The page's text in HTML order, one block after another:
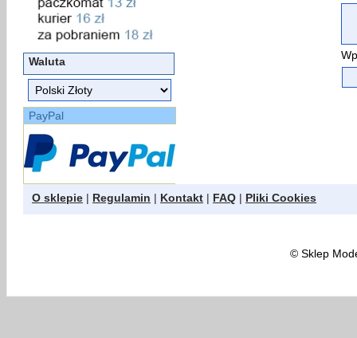
Waluta
PayPal
O sklepie | Regulamin | Kontakt | FAQ | Pliki Cookies
©Sklep